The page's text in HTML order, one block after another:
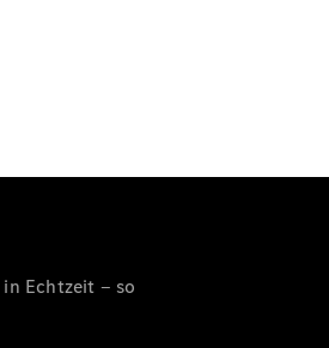
Echtzeit ‒ so